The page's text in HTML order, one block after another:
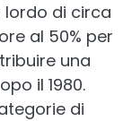
lordo di circa
al 50% per
una
il 1980.
di